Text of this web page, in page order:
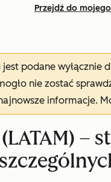
Przejdź do
jest podane
nie zostać
informacje.
–